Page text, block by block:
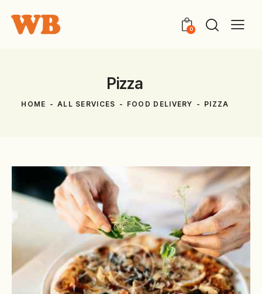
0
Pizza
HOME ALL SERVICES FOOD DELIVERY PIZZA